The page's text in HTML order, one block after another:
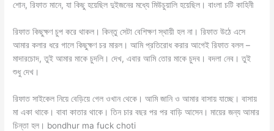
শোন, রিফাত মানে, যা কিছু হয়েছিল দুইজনের মধ্যে মিউচুয়ালি হয়েছিল। বাংলা চটি কাহিনী
রিফাত কিছুক্ষণ চুপ করে থাকল। কিন্তু সেটা বেশিক্ষণ স্থায়ী হল না। রিফাত উঠে এসে
আমার কলার ধরে গালে কিছুক্ষণ চর মারল। আমি প্রতিরোধ করার আগেই রিফাত বলল –
মাদারচোদ, তুই আমার মাকে চুদলি। দেখ, এবার আমি তোর মাকে চুদব। বদলা নেব। তুই
শুধু দেখ।
রিফাত সাইকেল নিয়ে বেড়িয়ে গেল ওখান থেকে। আমি জানি ও আমার বাসায় যাচ্ছে। বাসায়
মা একা থাকে। বাবা কাতার থাকে। তিন চার বছর পর পর বাড়ি আসেন। মায়ের জন্য আমার
চিন্তা হল। bondhur ma fuck choti